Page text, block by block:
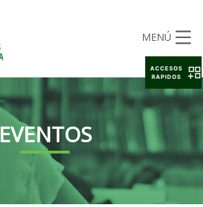
MENÚ
EVENTOS
ACCESOS
RAPIDOS